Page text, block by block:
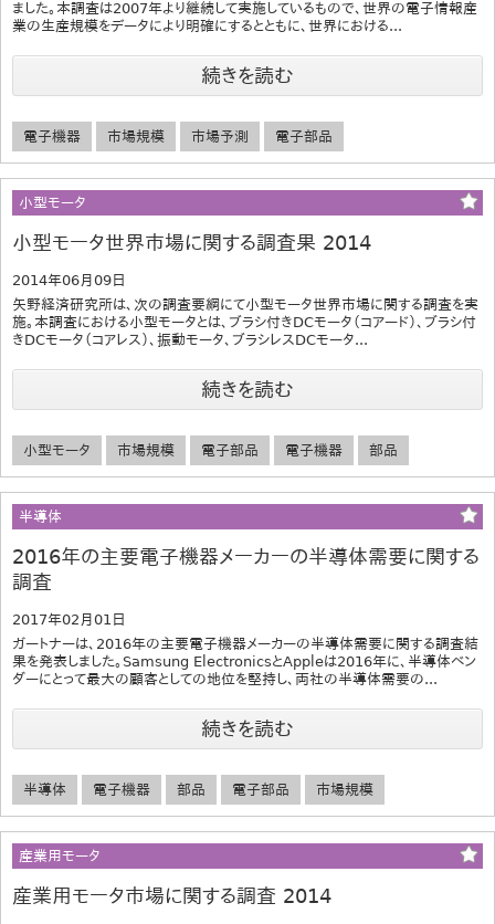
ました。本調査は2007年より継続して実施しているもので、世界の電子情報産
業の生産規模をデータにより明確にするとともに、世界における...
続きを読む
電子機器 市場規模 市場予測 電子部品
小型モータ
小型モータ世界市場に関する調査果 2014
2014年06月09日
矢野経済研究所は、次の調査要綱にて小型モータ世界市場に関する調査を実
施。本調査における小型モータとは、ブラシ付きDCモータ（コアード）、ブラシ付
きDCモータ（コアレス）、振動モータ、ブラシレスDCモータ...
続きを読む
小型モータ 市場規模 電子部品 電子機器 部品
半導体
2016年の主要電子機器メーカーの半導体需要に関する
調査
2017年02月01日
ガートナーは、2016年の主要電子機器メーカーの半導体需要に関する調査結
果を発表しました。Samsung ElectronicsとAppleは2016年に、半導体ベン
ダーにとって最大の顧客としての地位を堅持し、両社の半導体需要の...
続きを読む
半導体 電子機器 部品 電子部品 市場規模
産業用モータ
産業用モータ市場に関する調査 2014